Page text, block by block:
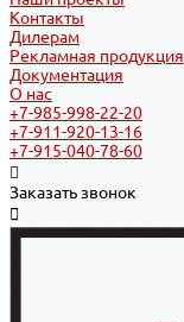
Контакты
Дилерам
Рекламная продукция
Документация
О нас
+7-985-998-22-20
+7-911-920-13-16
+7-915-040-78-60
Заказать звонок